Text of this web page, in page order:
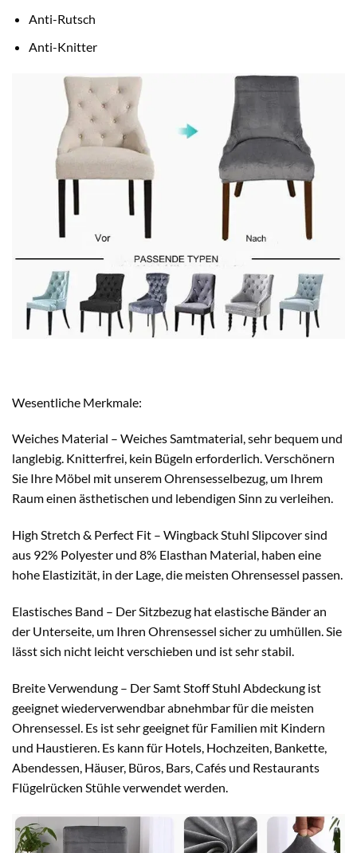
Anti-Rutsch
Anti-Knitter
Wesentliche Merkmale:
Weiches Material – Weiches Samtmaterial, sehr bequem und
langlebig. Knitterfrei, kein Bügeln erforderlich. Verschönern
Sie Ihre Möbel mit unserem Ohrensesselbezug, um Ihrem
Raum einen ästhetischen und lebendigen Sinn zu verleihen.
High Stretch & Perfect Fit – Wingback Stuhl Slipcover sind
aus 92% Polyester und 8% Elasthan Material, haben eine
hohe Elastizität, in der Lage, die meisten Ohrensessel passen.
Elastisches Band – Der Sitzbezug hat elastische Bänder an
der Unterseite, um Ihren Ohrensessel sicher zu umhüllen. Sie
lässt sich nicht leicht verschieben und ist sehr stabil.
Breite Verwendung – Der Samt Stoff Stuhl Abdeckung ist
geeignet wiederverwendbar abnehmbar für die meisten
Ohrensessel. Es ist sehr geeignet für Familien mit Kindern
und Haustieren. Es kann für Hotels, Hochzeiten, Bankette,
Abendessen, Häuser, Büros, Bars, Cafés und Restaurants
Flügelrücken Stühle verwendet werden.